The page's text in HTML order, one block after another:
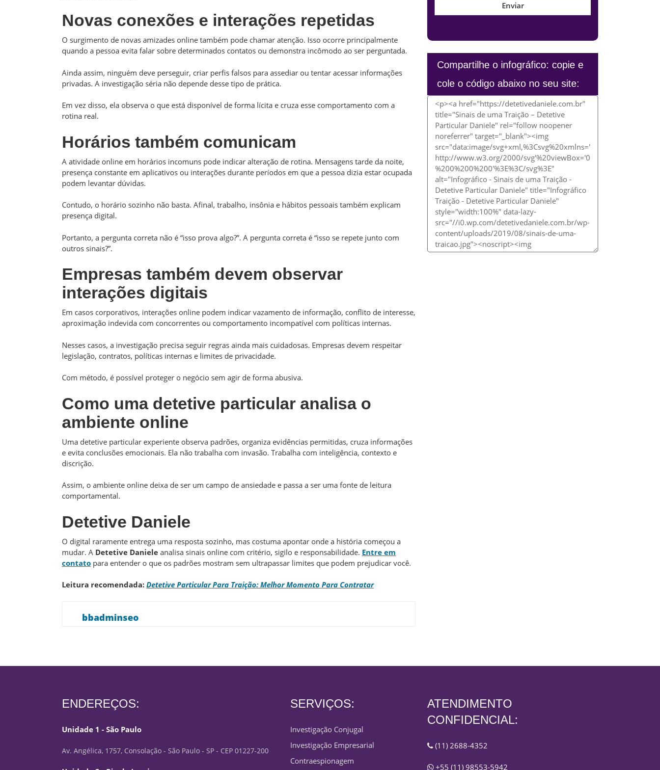
Novas conexões e interações repetidas
O surgimento de novas amizades online também pode chamar atenção. Isso ocorre principalmente
quando a pessoa evita falar sobre determinados contatos ou demonstra incômodo ao ser perguntada.
Ainda assim, ninguém deve perseguir, criar perfis falsos para assediar ou tentar acessar informações
privadas. A investigação séria não depende desse tipo de prática.
Em vez disso, ela observa o que está disponível de forma lícita e cruza esse comportamento com a
rotina real.
Horários também comunicam
A atividade online em horários incomuns pode indicar alteração de rotina. Mensagens tarde da noite,
presença constante em aplicativos ou interações durante períodos em que a pessoa dizia estar ocupada
podem levantar dúvidas.
Contudo, o horário sozinho não basta. Afinal, trabalho, insônia e hábitos pessoais também explicam
presença digital.
Portanto, a pergunta correta não é “isso prova algo?”. A pergunta correta é “isso se repete junto com
outros sinais?”.
Empresas também devem observar
interações digitais
Em casos corporativos, interações online podem indicar vazamento de informação, conflito de interesse,
aproximação indevida com concorrentes ou comportamento incompatível com políticas internas.
Nesses casos, a investigação precisa seguir regras ainda mais cuidadosas. Empresas devem respeitar
legislação, contratos, políticas internas e limites de privacidade.
Com método, é possível proteger o negócio sem agir de forma abusiva.
Como uma detetive particular analisa o
ambiente online
Uma detetive particular experiente observa padrões, organiza evidências permitidas, cruza informações
e evita conclusões emocionais. Ela não trabalha com invasão. Trabalha com inteligência, contexto e
discrição.
Assim, o ambiente online deixa de ser um campo de ansiedade e passa a ser uma fonte de leitura
comportamental.
Detetive Daniele
O digital raramente entrega uma resposta sozinho, mas costuma apontar onde a história começou a
mudar. A Detetive Daniele analisa sinais online com critério, sigilo e responsabilidade. Entre em
contato para entender o que os padrões mostram sem ultrapassar limites que podem prejudicar você.
Leitura recomendada: Detetive Particular Para Traição: Melhor Momento Para Contratar
bbadminseo
Compartilhe o infográfico: copie e
cole o código abaixo no seu site:
ENDEREÇOS:
Unidade 1 - São Paulo
Av. Angélica, 1757, Consolação - São Paulo - SP - CEP 01227-200
SERVIÇOS:
Investigação Conjugal
Investigação Empresarial
Contraespionagem
ATENDIMENTO
CONFIDENCIAL:
(11) 2688-4352
+55 (11) 98553-5942